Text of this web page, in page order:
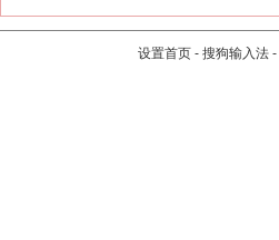
设置首页 - 搜狗输入法 -